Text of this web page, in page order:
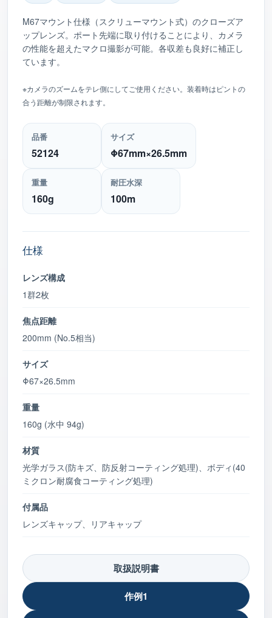
M67マウント仕様（スクリューマウント式）のクローズア
ップレンズ。ポート先端に取り付けることにより、カメラ
の性能を超えたマクロ撮影が可能。各収差も良好に補正し
ています。
※カメラのズームをテレ側にしてご使用ください。装着時はピントの
合う距離が制限されます。
品番
52124
サイズ
Φ67mm×26.5mm
重量
160g
耐圧水深
100m
仕様
レンズ構成
1群2枚
焦点距離
200mm (No.5相当)
サイズ
Φ67×26.5mm
重量
160g (水中 94g)
材質
光学ガラス(防キズ、防反射コーティング処理)、ボディ(40
ミクロン耐腐食コーティング処理)
付属品
レンズキャップ、リアキャップ
取扱説明書
作例1